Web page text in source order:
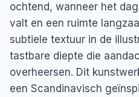
ochtend, wanneer het
valt en een ruimte
subtiele textuur in de
tastbare diepte die
overheersen. Dit
een Scandinavisch